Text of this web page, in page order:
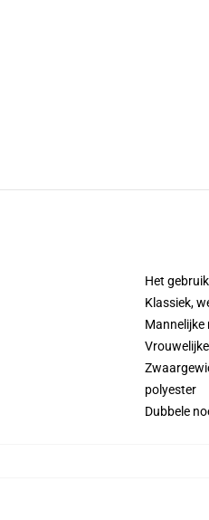
Het
Klassiek,
Mannelijke
polyester
Dubbele